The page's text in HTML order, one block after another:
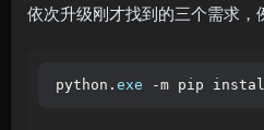
依次升级刚才找到的三个需求，
python. exe -m pip install